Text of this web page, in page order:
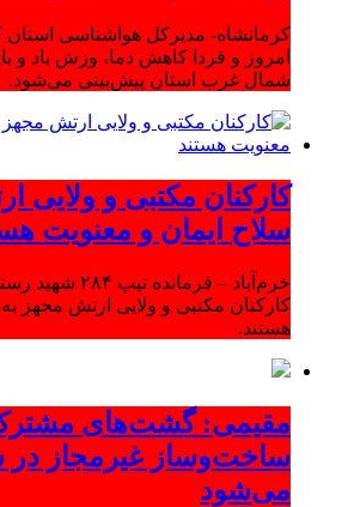
کرمانشاه- مدیرکل هواشناسی استان
امروز و فردا کاهش دما، وزش باد و
شمال غرب استان پیش‌بینی می‌شود.
کارکنان مکتبی و ولایی
سلاح ایمان و معنویت
خرم‌آباد –
کارکنان مکتبی و ولایی ارتش مجهز
هستند.
مقیمی: گشت‌های مشترک
ساخت‌وساز غیرمجاز
می‌شود